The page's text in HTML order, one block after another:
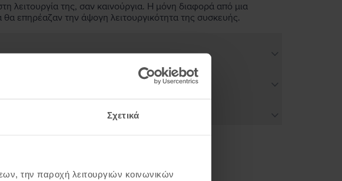
Σχετικά
την παροχή λειτουργιών κοινωνικών
λειτουργία της, σαν καινούργια. Η μόνη διαφορά από μια
επηρέαζαν την άψογη λειτουργικότητα της συσκευής.